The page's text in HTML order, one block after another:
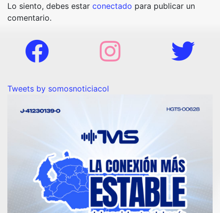
Lo siento, debes estar conectado para publicar un
comentario.
Tweets by somosnoticiacol